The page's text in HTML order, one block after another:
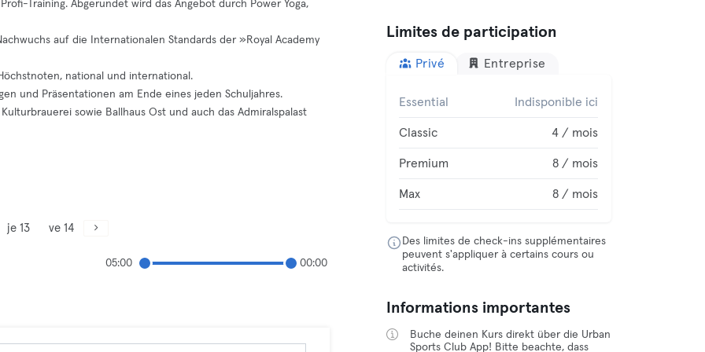
Training. Abgerundet wird das Angebot durch Power Yoga,
auf die Internationalen Standards der »Royal Academy
national und international.
und Präsentationen am Ende eines jeden Schuljahres.
sowie Ballhaus Ost und auch das Admiralspalast
je 13 ve 14
05:00 00:00
Limites de participation
Privé Entreprise
Essential Indisponible ici
Classic 4 / mois
Premium 8 / mois
Max 8 / mois
Des limites de check-ins supplémentaires
peuvent s'appliquer à certains cours ou
activités.
Informations importantes
Buche deinen Kurs direkt über die Urban
Sports Club App! Bitte beachte, dass